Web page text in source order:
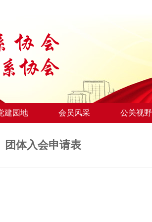
建园地 会员风采 公关视野
团体入会申请表